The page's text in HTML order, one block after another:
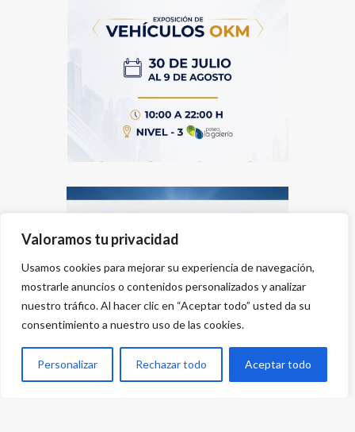
Valoramos tu privacidad
Usamos cookies para mejorar su experiencia de navegación,
mostrarle anuncios o contenidos personalizados y analizar
nuestro tráfico. Al hacer clic en “Aceptar todo” usted da su
consentimiento a nuestro uso de las cookies.
Personalizar Rechazar todo Aceptar todo